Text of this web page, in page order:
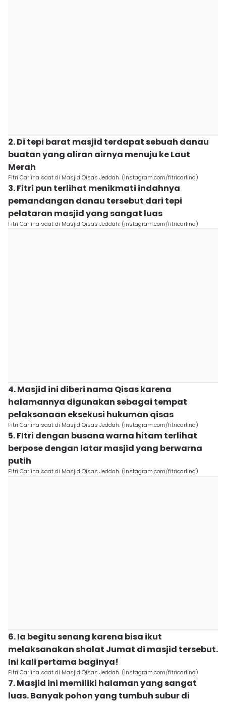
2. Di tepi barat masjid terdapat sebuah danau
buatan yang aliran airnya menuju ke Laut
Merah
Fitri Carlina saat di Masjid Qisas Jeddah. (instagram.com/fitricarlina)
3. Fitri pun terlihat menikmati indahnya
pemandangan danau tersebut dari tepi
pelataran masjid yang sangat luas
Fitri Carlina saat di Masjid Qisas Jeddah. (instagram.com/fitricarlina)
4. Masjid ini diberi nama Qisas karena
halamannya digunakan sebagai tempat
pelaksanaan eksekusi hukuman qisas
Fitri Carlina saat di Masjid Qisas Jeddah. (instagram.com/fitricarlina)
5. FItri dengan busana warna hitam terlihat
berpose dengan latar masjid yang berwarna
putih
Fitri Carlina saat di Masjid Qisas Jeddah. (instagram.com/fitricarlina)
6. Ia begitu senang karena bisa ikut
melaksanakan shalat Jumat di masjid tersebut.
Ini kali pertama baginya!
Fitri Carlina saat di Masjid Qisas Jeddah. (instagram.com/fitricarlina)
7. Masjid ini memiliki halaman yang sangat
luas. Banyak pohon yang tumbuh subur di